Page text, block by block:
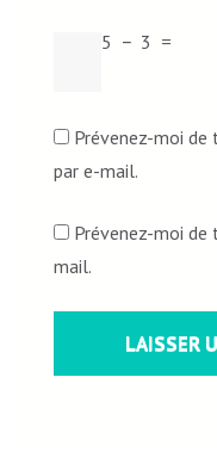
5 − 3 =
Prévenez-moi
par e-mail.
Prévenez-moi
mail.